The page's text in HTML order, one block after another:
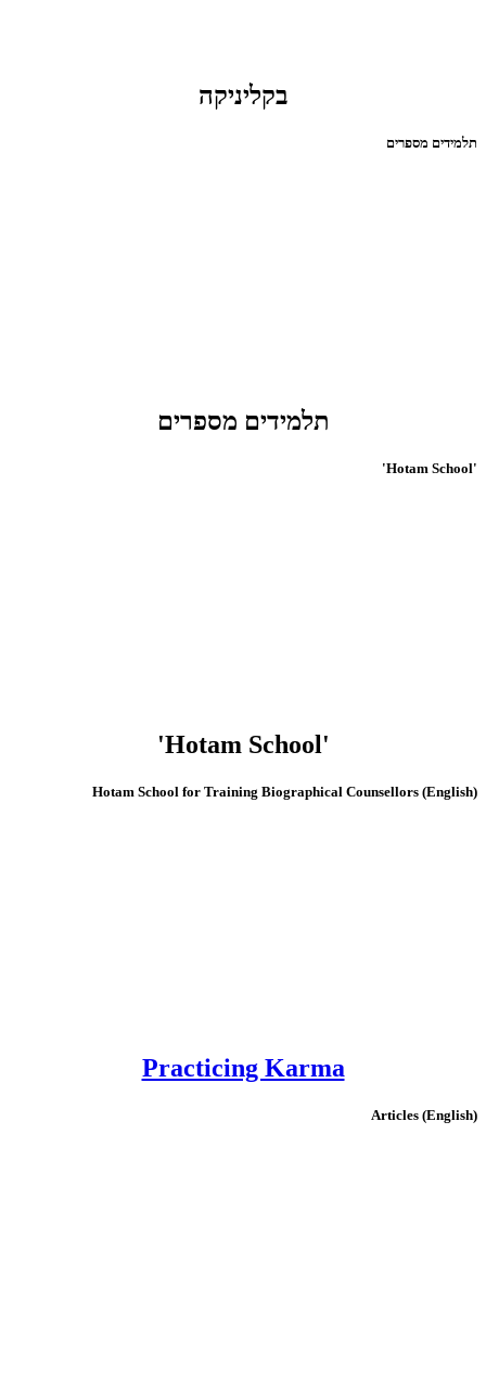
בקליניקה
תלמידים מספרים
תלמידים מספרים
'Hotam School'
'Hotam School'
(English) Hotam School for Training Biographical Counsellors
Practicing Karma
(English) Articles